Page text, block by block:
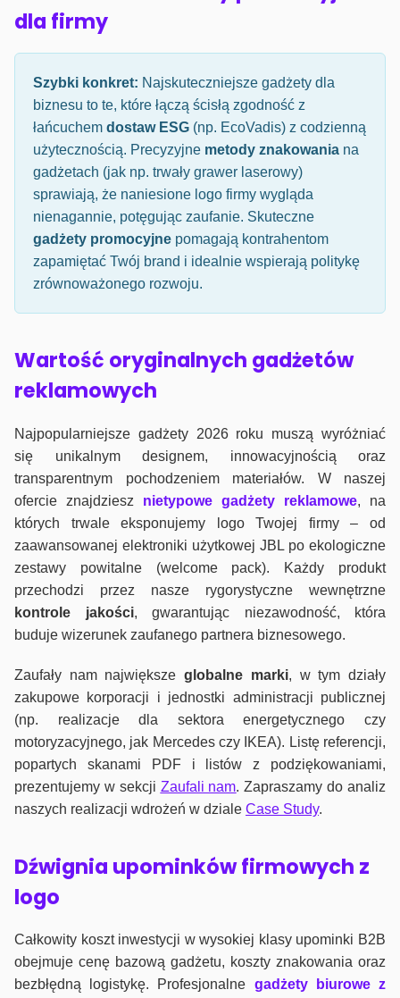
dla firmy
Szybki konkret: Najskuteczniejsze gadżety dla
biznesu to te, które łączą ścisłą zgodność z
łańcuchem dostaw ESG (np. EcoVadis) z codzienną
użytecznością. Precyzyjne metody znakowania na
gadżetach (jak np. trwały grawer laserowy)
sprawiają, że naniesione logo firmy wygląda
nienagannie, potęgując zaufanie. Skuteczne
gadżety promocyjne pomagają kontrahentom
zapamiętać Twój brand i idealnie wspierają politykę
zrównoważonego rozwoju.
Wartość oryginalnych gadżetów
reklamowych
Najpopularniejsze gadżety 2026 roku muszą wyróżniać
się unikalnym designem, innowacyjnością oraz
transparentnym pochodzeniem materiałów. W naszej
ofercie znajdziesz nietypowe gadżety reklamowe, na
których trwale eksponujemy logo Twojej firmy – od
zaawansowanej elektroniki użytkowej JBL po ekologiczne
zestawy powitalne (welcome pack). Każdy produkt
przechodzi przez nasze rygorystyczne wewnętrzne
kontrole jakości, gwarantując niezawodność, która
buduje wizerunek zaufanego partnera biznesowego.
Zaufały nam największeglobalne marki, w tym działy
zakupowe korporacji i jednostki administracji publicznej
(np. realizacje dla sektora energetycznego czy
motoryzacyjnego, jak Mercedes czy IKEA). Listę referencji,
popartych skanami PDF i listów z podziękowaniami,
prezentujemy w sekcji Zaufali nam. Zapraszamy do analiz
naszych realizacji wdrożeń w dziale Case Study.
Dźwignia upominków firmowych z
logo
Całkowity koszt inwestycji w wysokiej klasy upominki B2B
obejmuje cenę bazową gadżetu, koszty znakowania oraz
bezbłędną logistykę. Profesjonalne gadżety biurowe z